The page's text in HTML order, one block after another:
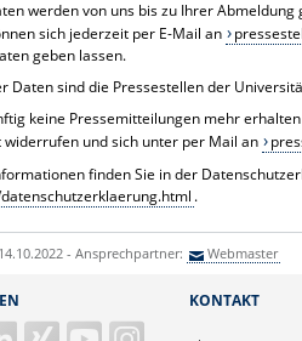
werden von uns bis zu Ihrer
sich jederzeit per E-Mail an
geben lassen.
Daten sind die Pressestellen der
keine Pressemitteilungen mehr
widerrufen und sich unter per Mail an
finden Sie in der
.
- Ansprechpartner: Webmaster
KONTAKT